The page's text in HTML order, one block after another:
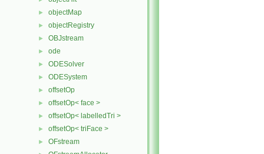
► objectMap
► objectRegistry
► OBJstream
► ode
► ODESolver
► ODESystem
► offsetOp
► offsetOp< face >
► offsetOp< labelledTri >
► offsetOp< triFace >
► OFstream